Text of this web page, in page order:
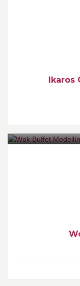
Ikaros